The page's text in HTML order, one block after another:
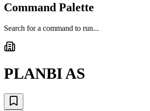
Command Palette
Search for a command to run...
PLANBI AS